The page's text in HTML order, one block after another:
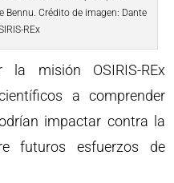
Bennu. Crédito de imagen: Dante
REx
misión OSIRIS-REx
a comprender
impactar contra la
futuros esfuerzos de